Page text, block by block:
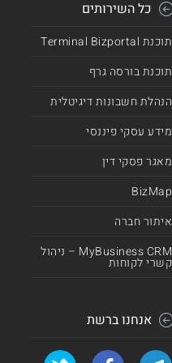
כל השירותים
תוכנת Terminal Bizportal
תוכנת בורסה גרף
הנהלת חשבונות דיגיטלית
מידע עסקי פיננסי
מאגר פסקי דין
BizMap
איתור חברה
MyBusiness CRM – ניהול
קשרי לקוחות
אנחנו ברשת